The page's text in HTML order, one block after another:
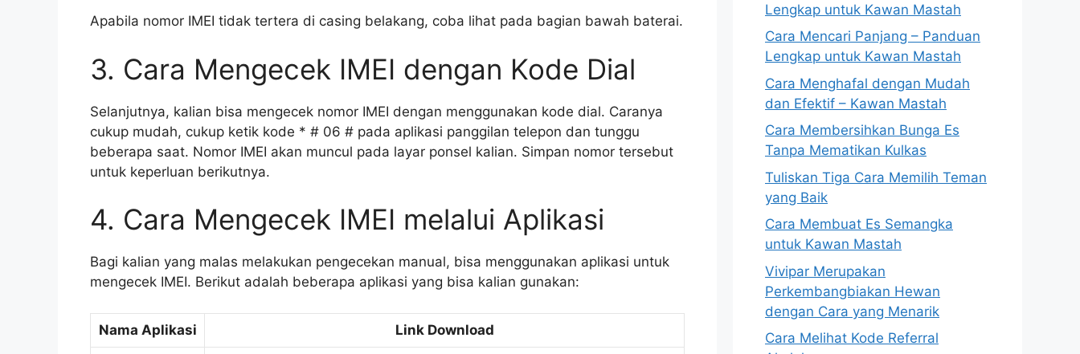
Apabila nomor IMEI tidak tertera di casing belakang, coba lihat pada bagian bawah baterai.
3. Cara Mengecek IMEI dengan Kode Dial
Selanjutnya, kalian bisa mengecek nomor IMEI dengan menggunakan kode dial. Caranya
cukup mudah, cukup ketik kode * # 06 # pada aplikasi panggilan telepon dan tunggu
beberapa saat. Nomor IMEI akan muncul pada layar ponsel kalian. Simpan nomor tersebut
untuk keperluan berikutnya.
4. Cara Mengecek IMEI melalui Aplikasi
Bagi kalian yang malas melakukan pengecekan manual, bisa menggunakan aplikasi untuk
mengecek IMEI. Berikut adalah beberapa aplikasi yang bisa kalian gunakan:
Nama Aplikasi Link Download
Lengkap untuk Kawan Mastah
Cara Mencari Panjang – Panduan
Lengkap untuk Kawan Mastah
Cara Menghafal dengan Mudah
dan Efektif – Kawan Mastah
Cara Membersihkan Bunga Es
Tanpa Mematikan Kulkas
Tuliskan Tiga Cara Memilih Teman
yang Baik
Cara Membuat Es Semangka
untuk Kawan Mastah
Vivipar Merupakan
Perkembangbiakan Hewan
dengan Cara yang Menarik
Cara Melihat Kode Referral